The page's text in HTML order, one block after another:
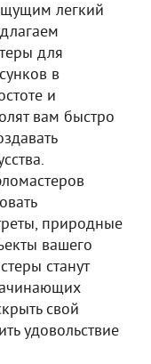
легкий
для
в
и
вам быстро
природные
вашего
станут
свой
удовольствие